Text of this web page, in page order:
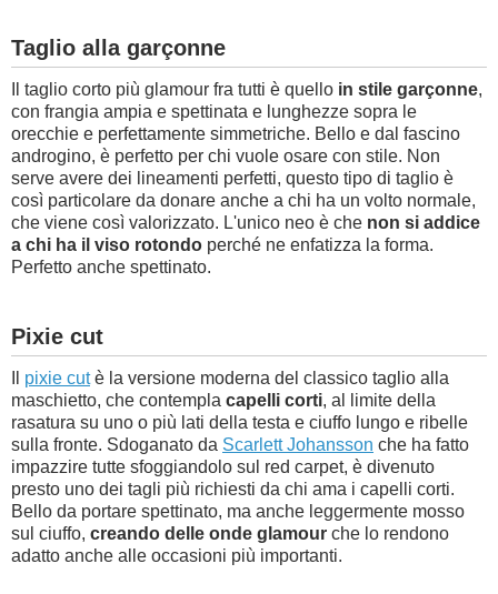
Taglio alla garçonne
Il taglio corto più glamour fra tutti è quello in stile garçonne,
con frangia ampia e spettinata e lunghezze sopra le
orecchie e perfettamente simmetriche. Bello e dal fascino
androgino, è perfetto per chi vuole osare con stile. Non
serve avere dei lineamenti perfetti, questo tipo di taglio è
così particolare da donare anche a chi ha un volto normale,
che viene così valorizzato. L'unico neo è che non si addice
a chi ha il viso rotondo perché ne enfatizza la forma.
Perfetto anche spettinato.
Pixie cut
pixie cutè la versione moderna del classico taglio alla
maschietto, che contempla capelli corti, al limite della
rasatura su uno o più lati della testa e ciuffo lungo e ribelle
sulla fronte. Sdoganato da Scarlett Johansson che ha fatto
impazzire tutte sfoggiandolo sul red carpet, è divenuto
presto uno dei tagli più richiesti da chi ama i capelli corti.
Bello da portare spettinato, ma anche leggermente mosso
sul ciuffo, creando delle onde glamour che lo rendono
adatto anche alle occasioni più importanti.